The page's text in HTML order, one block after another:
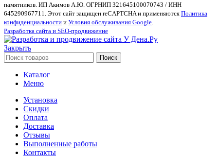
памятников. ИП Акимов А.Ю. ОГРНИП 321645100070743 / ИНН
645290967711. Этот сайт защищен reCAPTCHA и применяются Политика
конфиденциальности и Условия обслуживания Google
Разработка сайта и SEO-продвижение
Закрыть
Поиск
Каталог
Меню
Установка
Скидки
Оплата
Доставка
Отзывы
Выполненные работы
Контакты